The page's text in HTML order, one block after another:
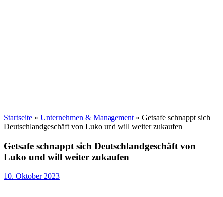
Startseite » Unternehmen & Management » Getsafe schnappt sich
Deutschlandgeschäft von Luko und will weiter zukaufen
Getsafe schnappt sich Deutschlandgeschäft von
Luko und will weiter zukaufen
10. Oktober 2023